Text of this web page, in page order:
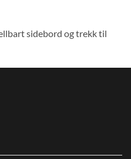
sidebord og trekk til